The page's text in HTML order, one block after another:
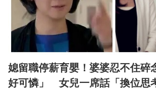
媳留職停薪育嬰！婆婆忍不住碎
好可憐」 女兒一席話「換位思